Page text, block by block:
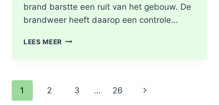
brand barstte een ruit van het gebouw. De
brandweer heeft daarop een controle…
LEES MEER SCOOTER
STATION
Paginanavigatie
1 2 3 … 26
Volgende